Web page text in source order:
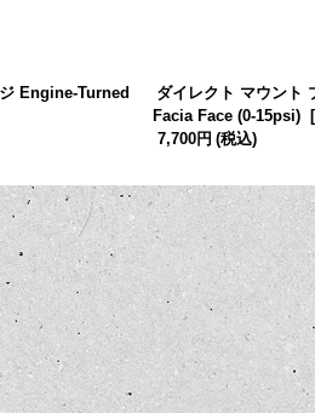
Engine-Turned
ダイレクト マウント
Facia Face (0-15psi) [
7,700円 (税込)